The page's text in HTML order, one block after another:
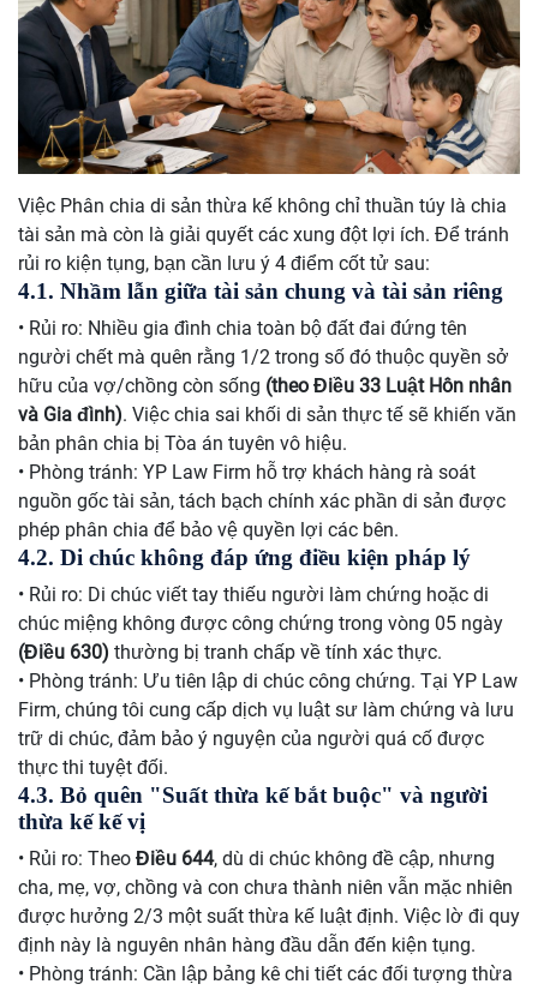
Việc Phân chia di sản thừa kế không chỉ thuần túy là chia
tài sản mà còn là giải quyết các xung đột lợi ích. Để tránh
rủi ro kiện tụng, bạn cần lưu ý 4 điểm cốt tử sau:
4.1. Nhầm lẫn giữa tài sản chung và tài sản riêng
• Rủi ro: Nhiều gia đình chia toàn bộ đất đai đứng tên
người chết mà quên rằng 1/2 trong số đó thuộc quyền sở
hữu của vợ/chồng còn sống (theo Điều 33 Luật Hôn nhân
và Gia đình). Việc chia sai khối di sản thực tế sẽ khiến văn
bản phân chia bị Tòa án tuyên vô hiệu.
• Phòng tránh: YP Law Firm hỗ trợ khách hàng rà soát
nguồn gốc tài sản, tách bạch chính xác phần di sản được
phép phân chia để bảo vệ quyền lợi các bên.
4.2. Di chúc không đáp ứng điều kiện pháp lý
• Rủi ro: Di chúc viết tay thiếu người làm chứng hoặc di
chúc miệng không được công chứng trong vòng 05 ngày
(Điều 630) thường bị tranh chấp về tính xác thực.
• Phòng tránh: Ưu tiên lập di chúc công chứng. Tại YP Law
Firm, chúng tôi cung cấp dịch vụ luật sư làm chứng và lưu
trữ di chúc, đảm bảo ý nguyện của người quá cố được
thực thi tuyệt đối.
4.3. Bỏ quên "Suất thừa kế bắt buộc" và người
thừa kế kế vị
• Rủi ro: Theo Điều 644, dù di chúc không đề cập, nhưng
cha, mẹ, vợ, chồng và con chưa thành niên vẫn mặc nhiên
được hưởng 2/3 một suất thừa kế luật định. Việc lờ đi quy
định này là nguyên nhân hàng đầu dẫn đến kiện tụng.
• Phòng tránh: Cần lập bảng kê chi tiết các đối tượng thừa